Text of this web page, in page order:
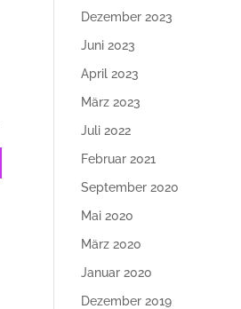
Dezember 2023
Juni 2023
April 2023
März 2023
Juli 2022
Februar 2021
September 2020
Mai 2020
März 2020
Januar 2020
Dezember 2019